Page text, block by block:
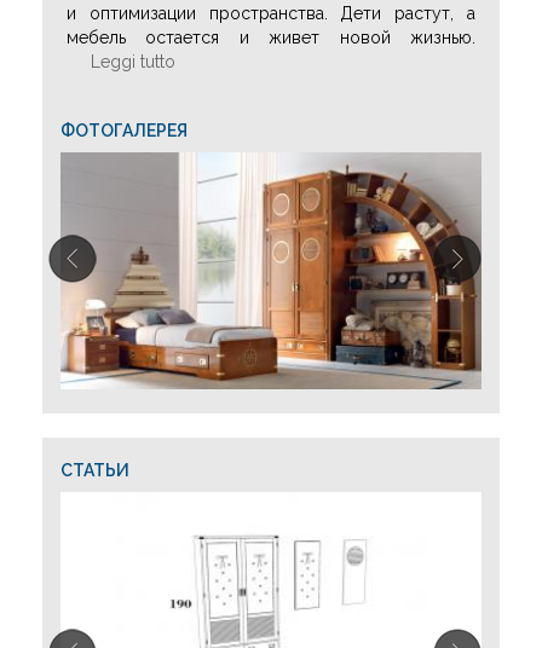
и оптимизации пространства. Дети растут, а
мебель остается и живет новой жизнью.
Leggi tutto
ФОТОГАЛЕРЕЯ
СТАТЬИ